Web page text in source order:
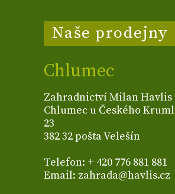
Naše prodejny
Chlumec
Zahradnictví Milan Havlis
Chlumec u Českého
23
382 32 pošta Velešín
Telefon: + 420 776 881 881
Email: zahrada@havlis.cz